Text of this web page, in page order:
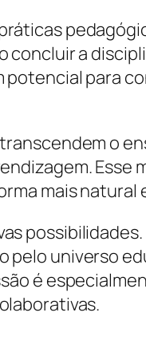
concluir a
potencial para
o
Esse
mais natural
pelo universo
é